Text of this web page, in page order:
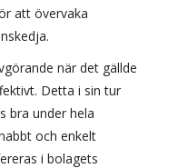
att övervaka
när det gällde
Detta i sin tur
bra under hela
och enkelt
i bolagets